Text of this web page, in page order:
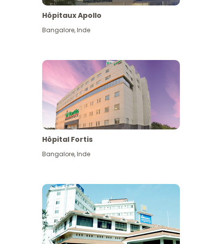
Hôpitaux Apollo
Bangalore,Inde
Hôpital Fortis
Bangalore,Inde